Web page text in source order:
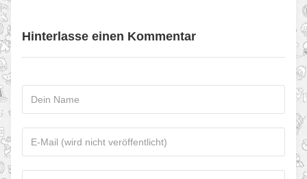
Hinterlasse einen Kommentar